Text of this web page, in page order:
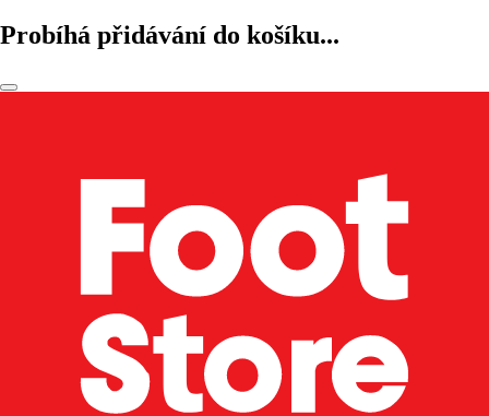
Probíhá přidávání do košíku...